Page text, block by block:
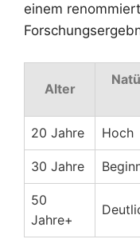
einem
Alter
20 Jahre Hoch
30 Jahre
50
Jahre+